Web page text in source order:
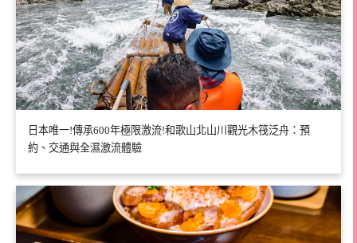
日本唯一!傳承600年極限激流!和歌山北山川觀光木筏泛舟：預
約、交通與全濕激流體驗